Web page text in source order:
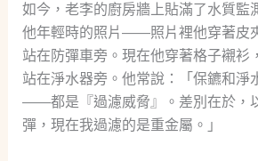
如今，老李的廚房牆上貼滿了水質監
他年輕時的照片——照片裡他穿著皮
站在防彈車旁。現在他穿著格子襯衫
站在淨水器旁。他常說：「保鑣和淨
——都是『過濾威脅』。差別在於，
彈，現在我過濾的是重金屬。」